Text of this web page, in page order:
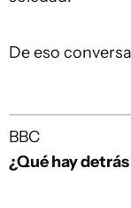
De eso
BBC
¿Qué hay detrás